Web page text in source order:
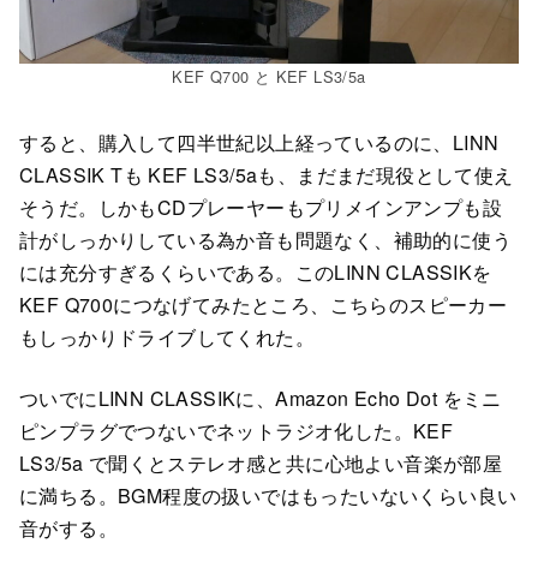
KEF Q700 と KEF LS3/5a
すると、購入して四半世紀以上経っているのに、LINN
CLASSIK Tも KEF LS3/5aも、まだまだ現役として使え
そうだ。しかもCDプレーヤーもプリメインアンプも設
計がしっかりしている為か音も問題なく、補助的に使う
には充分すぎるくらいである。このLINN CLASSIKを
KEF Q700につなげてみたところ、こちらのスピーカー
もしっかりドライブしてくれた。
ついでにLINN CLASSIKに、Amazon Echo Dot をミニ
ピンプラグでつないでネットラジオ化した。KEF
LS3/5a で聞くとステレオ感と共に心地よい音楽が部屋
に満ちる。BGM程度の扱いではもったいないくらい良い
音がする。